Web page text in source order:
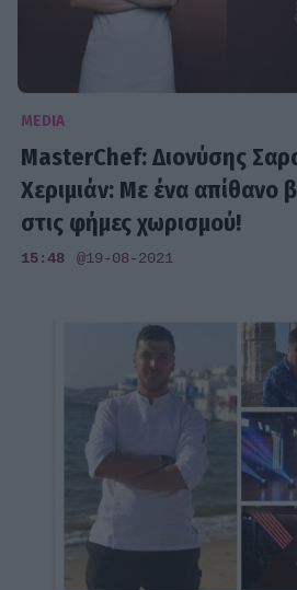
MEDIA
MasterChef: Διονύσης
Χεριμιάν: Με ένα απίθανο
στις φήμες χωρισμού!
15:48 @19-08-2021